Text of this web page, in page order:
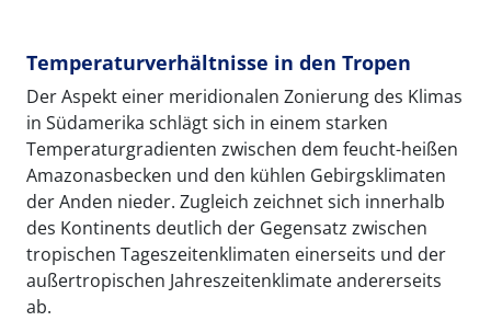
Temperaturverhältnisse in den Tropen
Der Aspekt einer meridionalen Zonierung des Klimas
in Südamerika schlägt sich in einem starken
Temperaturgradienten zwischen dem feucht-heißen
Amazonasbecken und den kühlen Gebirgsklimaten
der Anden nieder. Zugleich zeichnet sich innerhalb
des Kontinents deutlich der Gegensatz zwischen
tropischen Tageszeitenklimaten einerseits und der
außertropischen Jahreszeitenklimate andererseits
ab.